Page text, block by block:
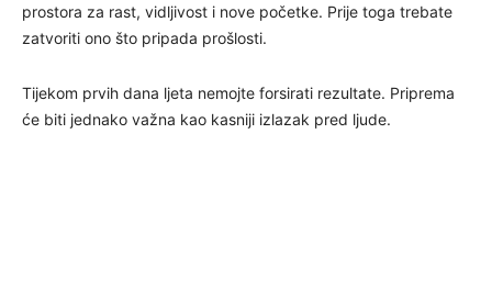
prostora za rast, vidljivost i nove početke. Prije toga trebate
zatvoriti ono što pripada prošlosti.
Tijekom prvih dana ljeta nemojte forsirati rezultate. Priprema
će biti jednako važna kao kasniji izlazak pred ljude.